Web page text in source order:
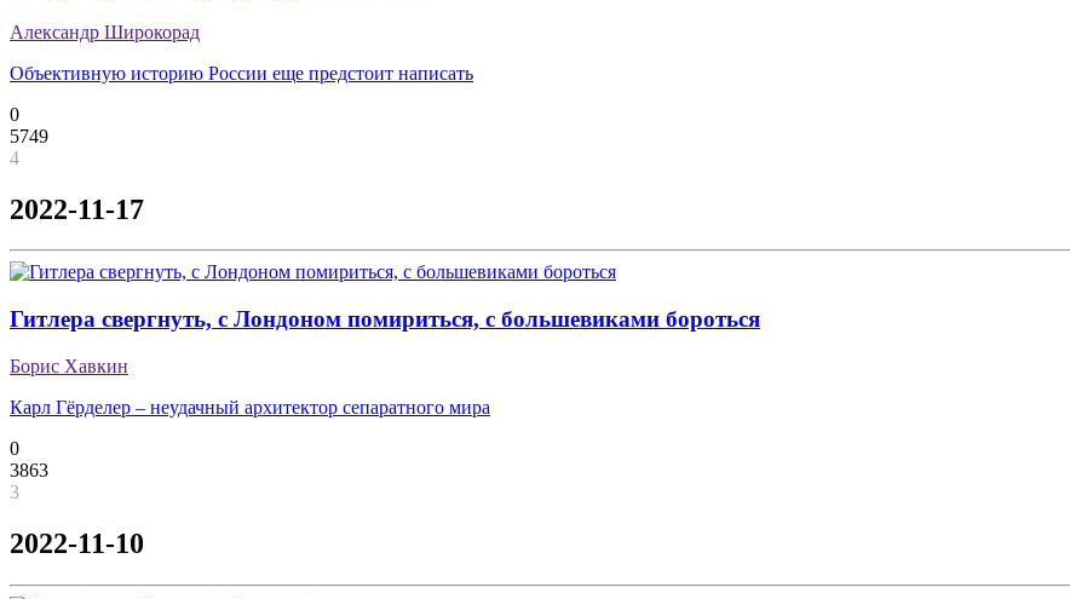
Александр Широкорад
Объективную историю России еще предстоит написать
0
5749
4
2022-11-17
Гитлера свергнуть, с Лондоном помириться, с большевиками бороться
Борис Хавкин
Карл Гёрделер – неудачный архитектор сепаратного мира
0
3863
3
2022-11-10